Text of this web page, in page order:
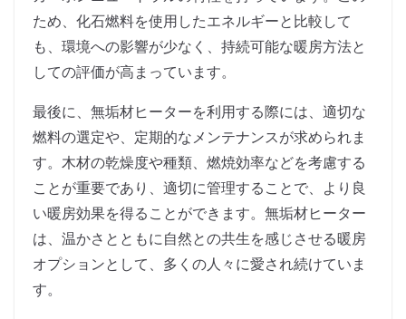
ため、化石燃料を使用したエネルギーと比較して
も、環境への影響が少なく、持続可能な暖房方法と
しての評価が高まっています。
最後に、無垢材ヒーターを利用する際には、適切な
燃料の選定や、定期的なメンテナンスが求められま
す。木材の乾燥度や種類、燃焼効率などを考慮する
ことが重要であり、適切に管理することで、より良
い暖房効果を得ることができます。無垢材ヒーター
は、温かさとともに自然との共生を感じさせる暖房
オプションとして、多くの人々に愛され続けていま
す。